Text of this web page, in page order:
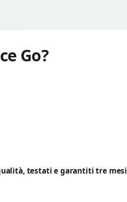
Go?
testati e garantiti tre mesi